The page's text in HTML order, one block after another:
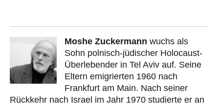
Moshe Zuckermann wuchs als
Sohn polnisch-jüdischer Holocaust-
Überlebender in Tel Aviv auf. Seine
Eltern emigrierten 1960 nach
Frankfurt am Main. Nach seiner
Rückkehr nach Israel im Jahr 1970 studierte er an